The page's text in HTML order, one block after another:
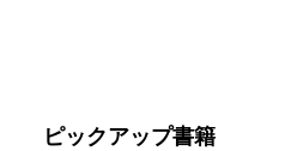
ピックアップ書籍